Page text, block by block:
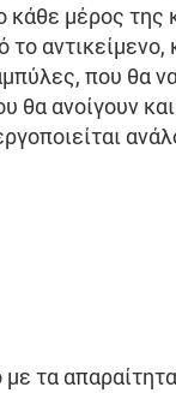
κάθε μέρος της
αντικείμενο,
που θα
ανοίγουν
τα